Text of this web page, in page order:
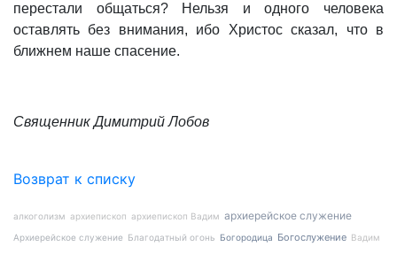
перестали общаться? Нельзя и одного человека
оставлять без внимания, ибо Христос сказал, что в
ближнем наше спасение.
Священник Димитрий Лобов
Возврат к списку
алкоголизм архиепископ архиепископ Вадим архиерейское служение
Архиерейское служение Благодатный огонь Богородица Богослужение Вадим